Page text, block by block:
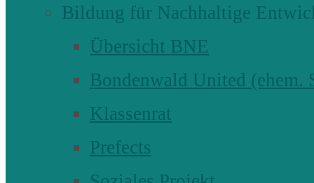
Bildung für Nachhaltige
Übersicht BNE
Bondenwald United (ehem.
Klassenrat
Prefects